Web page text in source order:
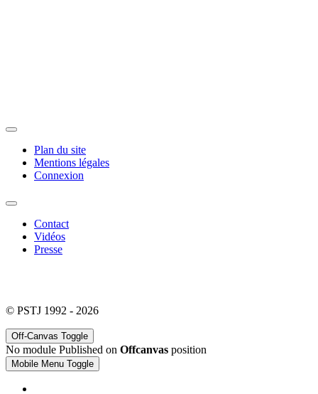
Plan du site
Mentions légales
Connexion
Contact
Vidéos
Presse
© PSTJ 1992 - 2026
Off-Canvas Toggle
No module Published on Offcanvas position
Mobile Menu Toggle